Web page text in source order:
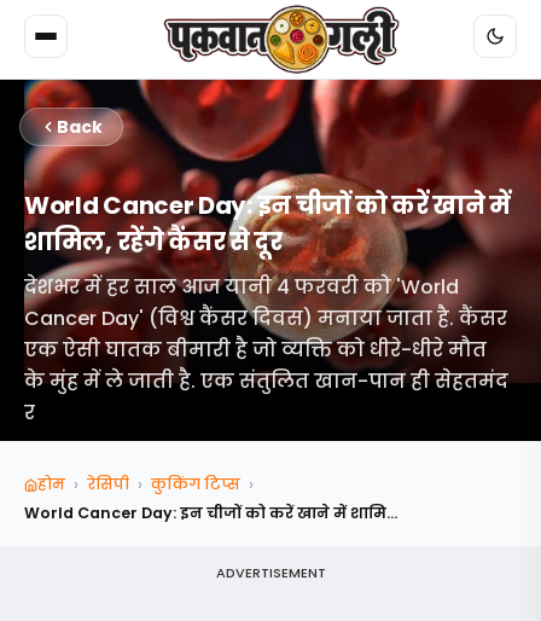
Back
World Cancer Day: इन चीजों को करें खाने में
शामिल, रहेंगे कैंसर से दूर
देशभर में हर साल आज यानी 4 फरवरी को 'World
Cancer Day' (विश्व कैंसर दिवस) मनाया जाता है. कैंसर
एक ऐसी घातक बीमारी है जो व्यक्ति को धीरे-धीरे मौत
के मुंह में ले जाती है. एक संतुलित खान-पान ही सेहतमंद
र
होम › रेसिपी › कुकिंग टिप्‍स ›
World Cancer Day: इन चीजों को करें खाने में शामिल,...
ADVERTISEMENT